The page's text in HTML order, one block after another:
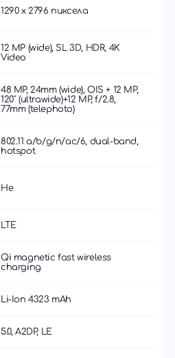
1290 x 2796 пиксела
12 MP (wide), SL 3D, HDR, 4K
Video
48 MP, 24mm (wide), OIS + 12 MP,
120˚ (ultrawide)+12 MP, f/2.8,
77mm (telephoto)
802.11 a/b/g/n/ac/6, dual-band,
hotspot
Не
LTE
Qi magnetic fast wireless
charging
Li-Ion 4323 mAh
5.0, A2DP, LE